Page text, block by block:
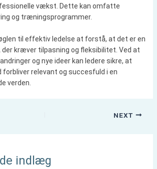
vækst. Dette kan omfatte
og træningsprogrammer.
til effektiv ledelse at forstå, at det er en
der kræver tilpasning og fleksibilitet. Ved at
og nye ideer kan ledere sikre, at
forbliver relevant og succesfuld i en
verden.
NEXT
indlæg